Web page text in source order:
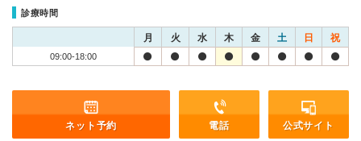
診療時間
月 火 水 木 金 土 日 祝
09:00-18:00
ネット予約 電話 公式サイト